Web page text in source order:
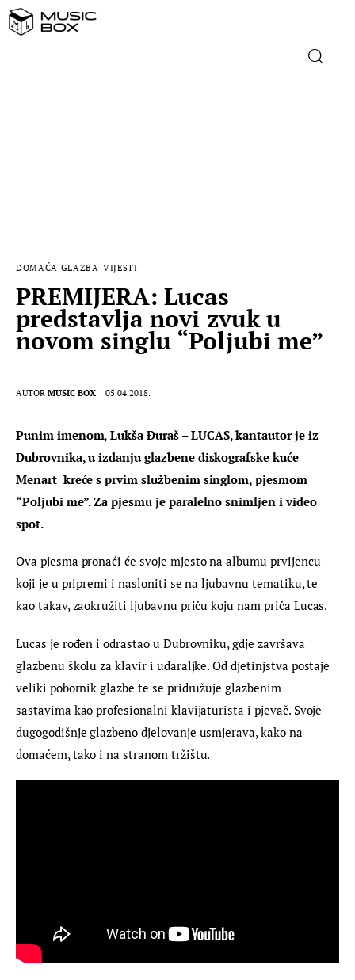
MUSIC BOX
DOMAĆA GLAZBA VIJESTI
PREMIJERA: Lucas
predstavlja novi zvuk u
novom singlu “Poljubi me”
AUTOR MUSIC BOX 05.04.2018.
Punim imenom, Lukša Đuraš – LUCAS, kantautor je iz
Dubrovnika, u izdanju glazbene diskografske kuće
Menart  kreće s prvim službenim singlom, pjesmom
“Poljubi me”. Za pjesmu je paralelno snimljen i video
spot.
Ova pjesma pronaći će svoje mjesto na albumu prvijencu
koji je u pripremi i nasloniti se na ljubavnu tematiku, te
kao takav, zaokružiti ljubavnu priču koju nam priča Lucas.
Lucas je rođen i odrastao u Dubrovniku, gdje završava
glazbenu školu za klavir i udaraljke. Od djetinjstva postaje
veliki pobornik glazbe te se pridružuje glazbenim
sastavima kao profesionalni klavijaturista i pjevač. Svoje
dugogodišnje glazbeno djelovanje usmjerava, kako na
domaćem, tako i na stranom tržištu.